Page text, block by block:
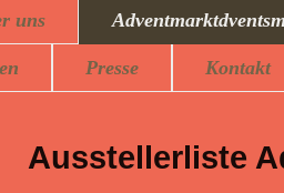
uns
Presse Kontakt
Ausstellerliste